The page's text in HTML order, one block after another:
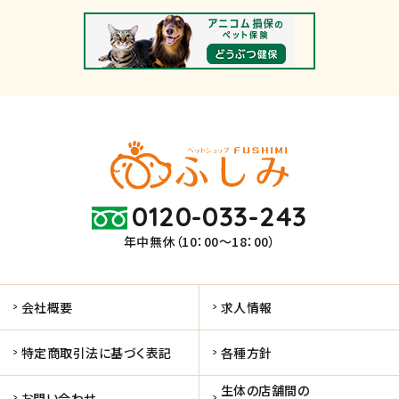
0120-033-243
年中無休（10：00～18：00）
会社概要 求人情報
特定商取引法に基づく表記 各種方針
生体の店舗間の